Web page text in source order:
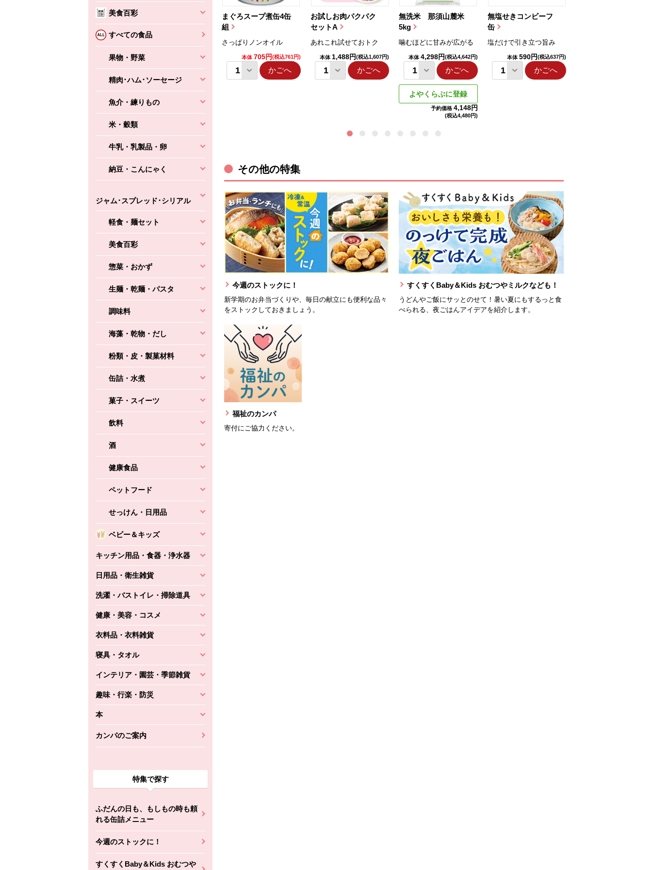
美食百彩
すべての食品
果物・野菜
精肉･ハム･ソーセージ
魚介・練りもの
米・穀類
牛乳・乳製品・卵
納豆・こんにゃく
ジャム･スプレッド･シリアル
軽食・麺セット
美食百彩
惣菜・おかず
生麺・乾麺・パスタ
調味料
海藻・乾物・だし
粉類・皮・製菓材料
缶詰・水煮
菓子・スイーツ
飲料
酒
健康食品
ペットフード
せっけん・日用品
ベビー＆キッズ
キッチン用品・食器・浄水器
日用品・衛生雑貨
洗濯・バストイレ・掃除道具
健康・美容・コスメ
衣料品・衣料雑貨
寝具・タオル
インテリア・園芸・季節雑貨
趣味・行楽・防災
本
カンパのご案内
特集で探す
ふだんの日も、もしもの時も頼
れる缶詰メニュー
今週のストックに！
すくすくBaby＆Kids おむつや
まぐろスープ煮缶4缶
組
さっぱりノンオイル
本体 705円(税込761円)
かごへ
お試しお肉パクパク
セットA
あれこれ試せておトク
本体 1,488円(税込1,607円)
かごへ
無洗米 那須山麓米
5kg
噛むほどに甘みが広がる
本体 4,298円(税込4,642円)
かごへ
よやくらぶに登録
予約価格 4,148円
(税込4,480円)
無塩せきコンビーフ
缶
塩だけで引き立つ旨み
本体 590円(税込637円)
かごへ
ちょこっと揚げ（香
えびの風味がぶわっ！
(税込356円)
かごへ
バルサミコ
コク深くフルーティー
本体2,160円(税込2,333円)
かごへ
その他の特集
今週のストックに！
新学期のお弁当づくりや、毎日の献立にも便利な品々
をストックしておきましょう。
すくすくBaby＆Kids おむつやミルクなども！
うどんやご飯にサッとのせて！暑い夏にもするっと食
べられる、夜ごはんアイデアを紹介します。
福祉のカンパ
寄付にご協力ください。